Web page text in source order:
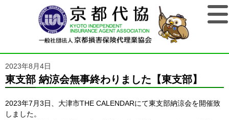
2023年8月4日
東支部 納涼会無事終わりました【東支部】
2023年7月3日、大津市THE CALENDARにて東支部納涼会を開催致
しました。